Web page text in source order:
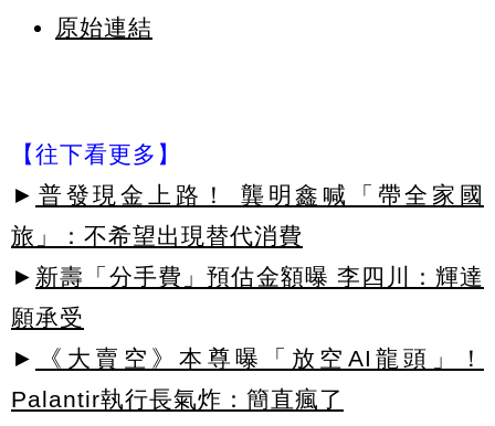
原始連結
【往下看更多】
► 普發現金上路！ 龔明鑫喊「帶全家國
旅」：不希望出現替代消費
► 新壽「分手費」預估金額曝 李四川：輝達
願承受
►
《大賣空》本尊曝「放空AI龍頭」！
Palantir執行長氣炸：簡直瘋了